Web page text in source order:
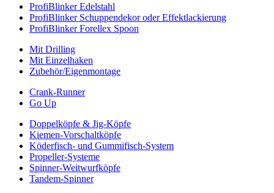
ProfiBlinker Edelstahl
ProfiBlinker Schuppendekor oder Effektlackierung
ProfiBlinker Forellex Spoon
Mit Drilling
Mit Einzelhaken
Zubehör/Eigenmontage
Crank-Runner
Go Up
Doppelköpfe & Jig-Köpfe
Kiemen-Vorschaltköpfe
Köderfisch- und Gummifisch-System
Propeller-Systeme
Spinner-Weitwurfköpfe
Tandem-Spinner